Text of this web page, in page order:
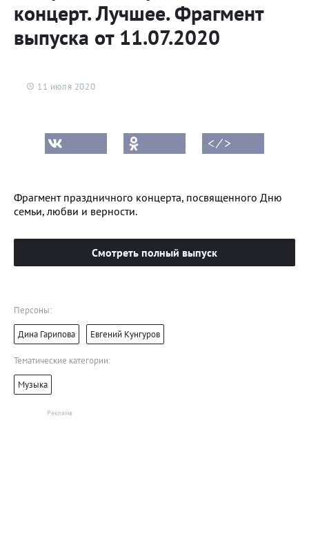
концерт. Лучшее. Фрагмент
выпуска от 11.07.2020
11 июля 2020
< ⁄ >
Фрагмент праздничного концерта, посвященного Дню
семьи, любви и верности.
Смотреть полный выпуск
Персоны:
Дина Гарипова Евгений Кунгуров
Тематические категории:
Музыка